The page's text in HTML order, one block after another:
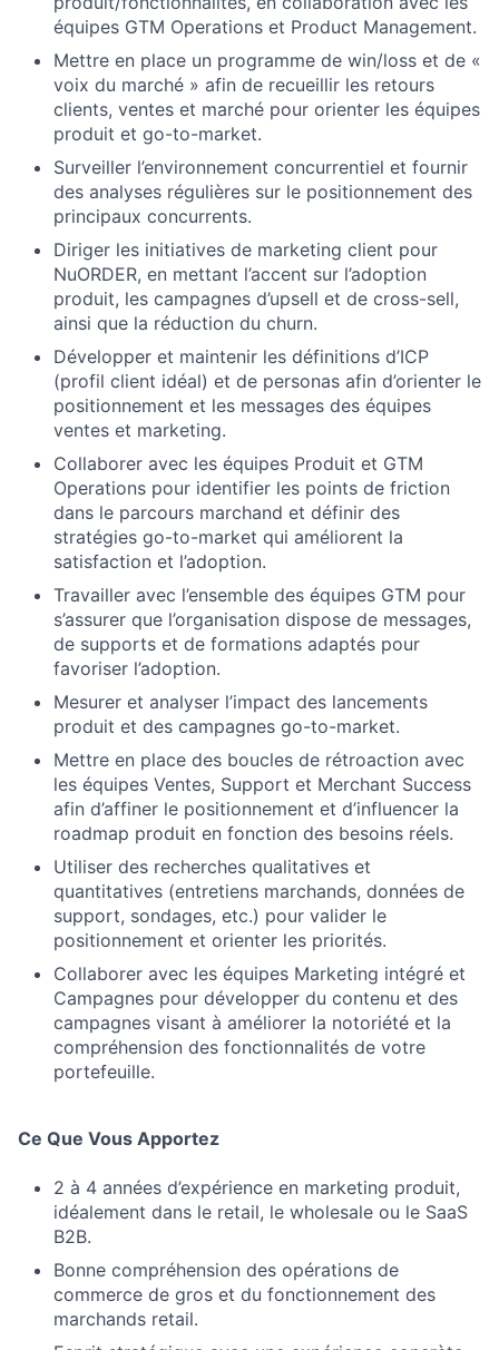
équipes GTM Operations et Product Management.
Mettre en place un programme de win/loss et de «
voix du marché » afin de recueillir les retours
clients, ventes et marché pour orienter les équipes
produit et go-to-market.
Surveiller l’environnement concurrentiel et fournir
des analyses régulières sur le positionnement des
principaux concurrents.
Diriger les initiatives de marketing client pour
NuORDER, en mettant l’accent sur l’adoption
produit, les campagnes d’upsell et de cross-sell,
ainsi que la réduction du churn.
Développer et maintenir les définitions d’ICP
(profil client idéal) et de personas afin d’orienter le
positionnement et les messages des équipes
ventes et marketing.
Collaborer avec les équipes Produit et GTM
Operations pour identifier les points de friction
dans le parcours marchand et définir des
stratégies go-to-market qui améliorent la
satisfaction et l’adoption.
Travailler avec l’ensemble des équipes GTM pour
s’assurer que l’organisation dispose de messages,
de supports et de formations adaptés pour
favoriser l’adoption.
Mesurer et analyser l’impact des lancements
produit et des campagnes go-to-market.
Mettre en place des boucles de rétroaction avec
les équipes Ventes, Support et Merchant Success
afin d’affiner le positionnement et d’influencer la
roadmap produit en fonction des besoins réels.
Utiliser des recherches qualitatives et
quantitatives (entretiens marchands, données de
support, sondages, etc.) pour valider le
positionnement et orienter les priorités.
Collaborer avec les équipes Marketing intégré et
Campagnes pour développer du contenu et des
campagnes visant à améliorer la notoriété et la
compréhension des fonctionnalités de votre
portefeuille.
Ce Que Vous Apportez
2 à 4 années d’expérience en marketing produit,
idéalement dans le retail, le wholesale ou le SaaS
B2B.
Bonne compréhension des opérations de
commerce de gros et du fonctionnement des
marchands retail.